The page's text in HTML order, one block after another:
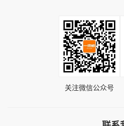
关注微信公众号